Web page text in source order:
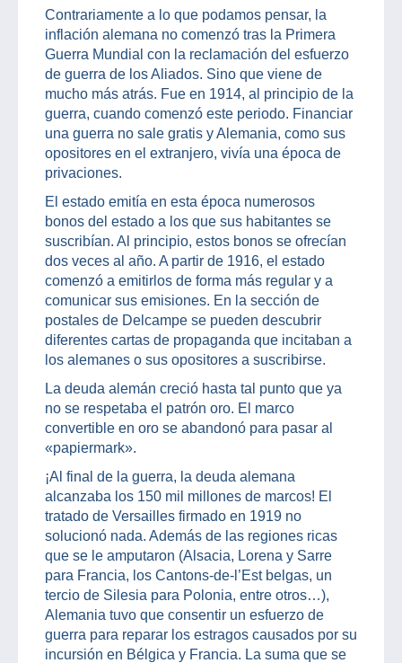
Contrariamente a lo que podamos pensar, la
inflación alemana no comenzó tras la Primera
Guerra Mundial con la reclamación del esfuerzo
de guerra de los Aliados. Sino que viene de
mucho más atrás. Fue en 1914, al principio de la
guerra, cuando comenzó este periodo. Financiar
una guerra no sale gratis y Alemania, como sus
opositores en el extranjero, vivía una época de
privaciones.
El estado emitía en esta época numerosos
bonos del estado a los que sus habitantes se
suscribían. Al principio, estos bonos se ofrecían
dos veces al año. A partir de 1916, el estado
comenzó a emitirlos de forma más regular y a
comunicar sus emisiones. En la sección de
postales de Delcampe se pueden descubrir
diferentes cartas de propaganda que incitaban a
los alemanes o sus opositores a suscribirse.
La deuda alemán creció hasta tal punto que ya
no se respetaba el patrón oro. El marco
convertible en oro se abandonó para pasar al
«papiermark».
¡Al final de la guerra, la deuda alemana
alcanzaba los 150 mil millones de marcos! El
tratado de Versailles firmado en 1919 no
solucionó nada. Además de las regiones ricas
que se le amputaron (Alsacia, Lorena y Sarre
para Francia, los Cantons-de-l’Est belgas, un
tercio de Silesia para Polonia, entre otros…),
Alemania tuvo que consentir un esfuerzo de
guerra para reparar los estragos causados por su
incursión en Bélgica y Francia. La suma que se